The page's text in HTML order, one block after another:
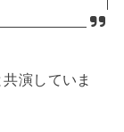
演していま